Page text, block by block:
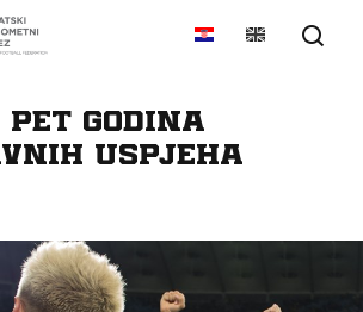
pet godina
uspjeha